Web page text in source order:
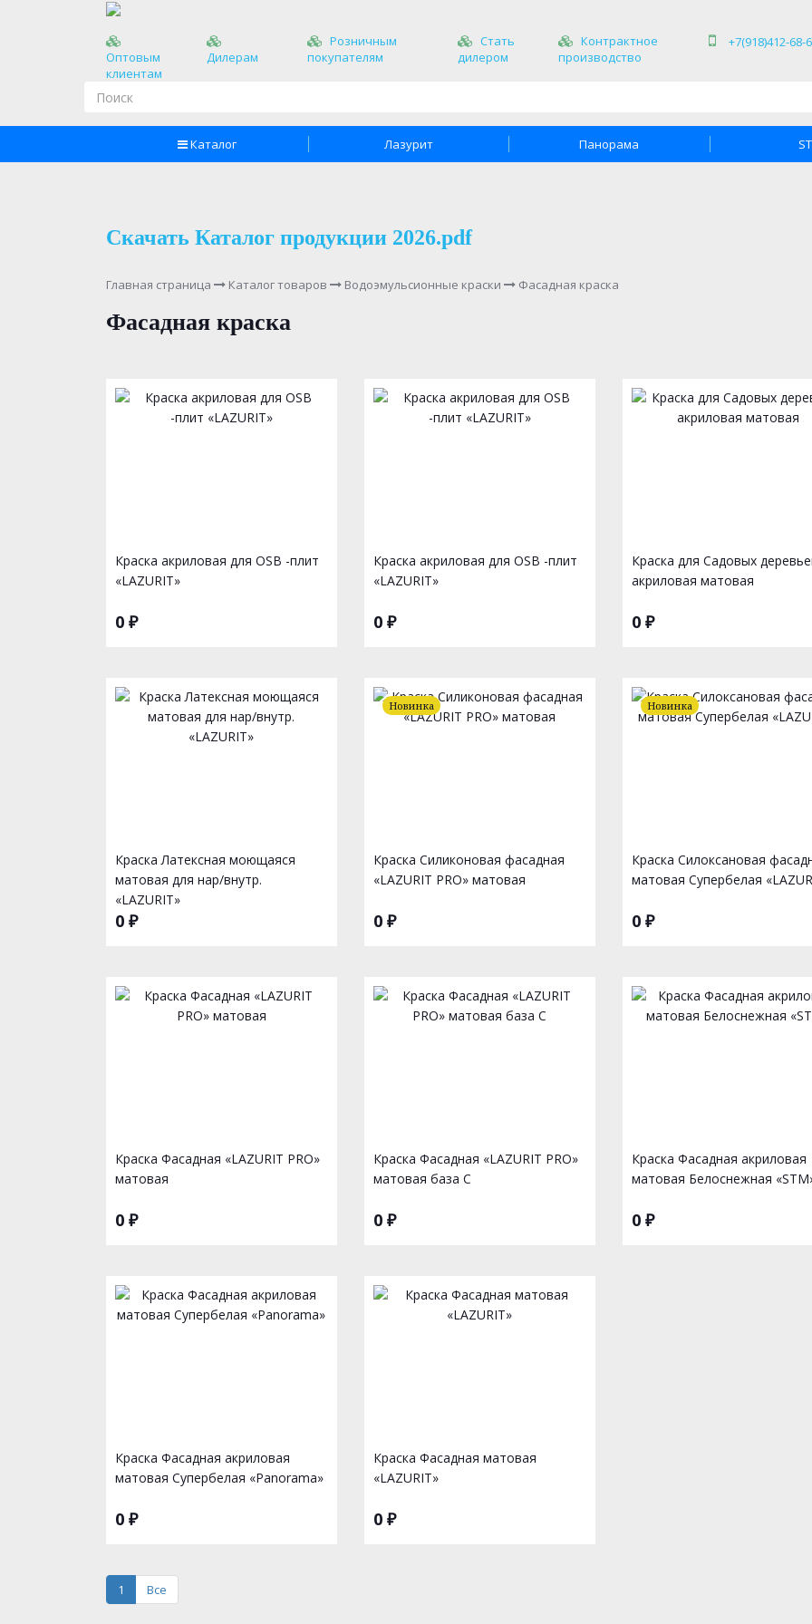
Оптовым
клиентам
Дилерам
Розничным
покупателям
Стать
дилером
Контрактное
производство
+7(918)412-68-
Каталог Лазурит Панорама
Скачать Каталог продукции 2026.pdf
Главная страница Каталог товаров Водоэмульсионные краски Фасадная краска
Фасадная краска
Краска акриловая для OSB -плит
«LAZURIT»
0 ₽
Краска акриловая для OSB -плит
«LAZURIT»
0 ₽
Краска для Садовых
акриловая матовая
0 ₽
Краска Латексная моющаяся
матовая для нар/внутр.
«LAZURIT»
0 ₽
Краска Силиконовая фасадная
«LAZURIT PRO» матовая
0 ₽
Новинка
Краска Силоксановая
матовая Супербелая
0 ₽
Новинка
Краска Фасадная «LAZURIT PRO»
матовая
0 ₽
Краска Фасадная «LAZURIT PRO»
матовая база С
0 ₽
Краска Фасадная акриловая
матовая Белоснежная
0 ₽
Краска Фасадная акриловая
матовая Супербелая «Panorama»
0 ₽
Краска Фасадная матовая
«LAZURIT»
0 ₽
1 Все